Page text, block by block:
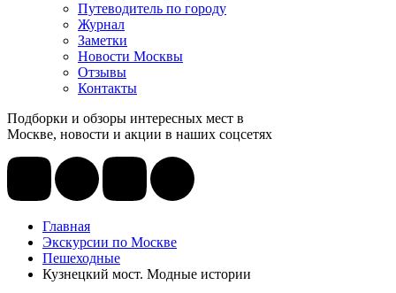
Путеводитель по городу
Журнал
Заметки
Новости Москвы
Отзывы
Контакты
Подборки и обзоры интересных мест в
Москве, новости и акции в наших соцсетях
Главная
Экскурсии по Москве
Пешеходные
Кузнецкий мост. Модные истории